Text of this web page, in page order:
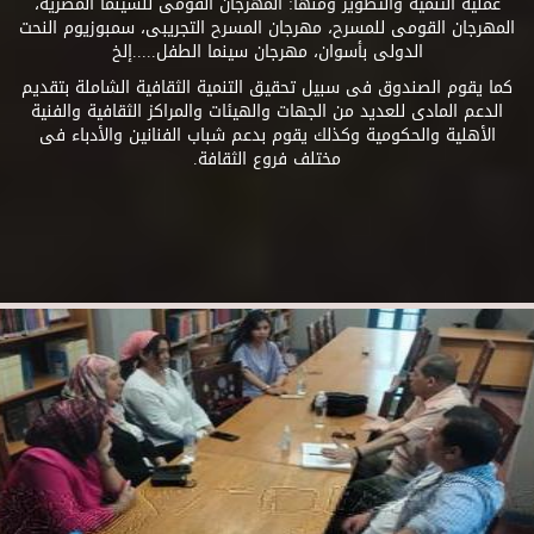
المهرجان القومى للمسرح، مهرجان المسرح التجريبى، سمبوزيوم النحت
الدولى بأسوان، مهرجان سينما الطفل.....إلخ
كما يقوم الصندوق فى سبيل تحقيق التنمية الثقافية الشاملة بتقديم
الدعم المادى للعديد من الجهات والهيئات والمراكز الثقافية والفنية
الأهلية والحكومية وكذلك يقوم بدعم شباب الفنانين والأدباء فى
مختلف فروع الثقافة.